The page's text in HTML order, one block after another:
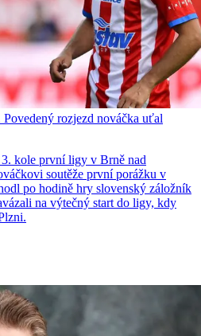
rozjezd nováčka uťal
kole první ligy v Brně nad
soutěže první porážku v
po hodině hry slovenský záložník
na výtečný start do ligy, kdy